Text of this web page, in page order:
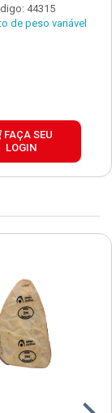
44315
de peso variável
FAÇA SEU
LOGIN